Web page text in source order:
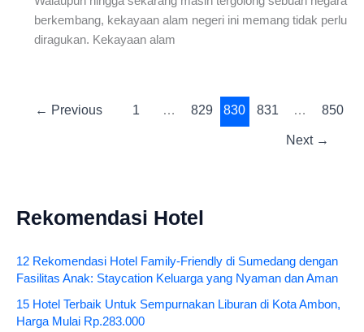
berkembang, kekayaan alam negeri ini memang tidak perlu
diragukan. Kekayaan alam
← Previous 1 … 829 830 831 … 850
Next →
Rekomendasi Hotel
12 Rekomendasi Hotel Family-Friendly di Sumedang dengan
Fasilitas Anak: Staycation Keluarga yang Nyaman dan Aman
15 Hotel Terbaik Untuk Sempurnakan Liburan di Kota Ambon,
Harga Mulai Rp.283.000